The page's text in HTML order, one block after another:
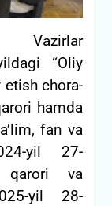
Vazirlar
“Oliy
etish chora-
hamda
fan va
yil 27-
qarori va
yil 28-